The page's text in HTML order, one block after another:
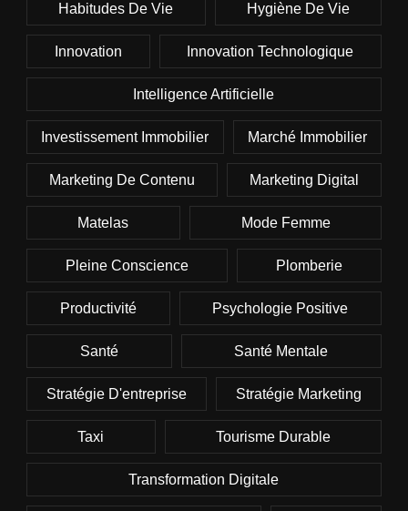
Habitudes De Vie Hygiène De Vie
Innovation Innovation Technologique
Intelligence Artificielle
Investissement Immobilier Marché Immobilier
Marketing De Contenu Marketing Digital
Matelas Mode Femme
Pleine Conscience Plomberie
Productivité Psychologie Positive
Santé Santé Mentale
Stratégie D'entreprise Stratégie Marketing
Taxi Tourisme Durable
Transformation Digitale